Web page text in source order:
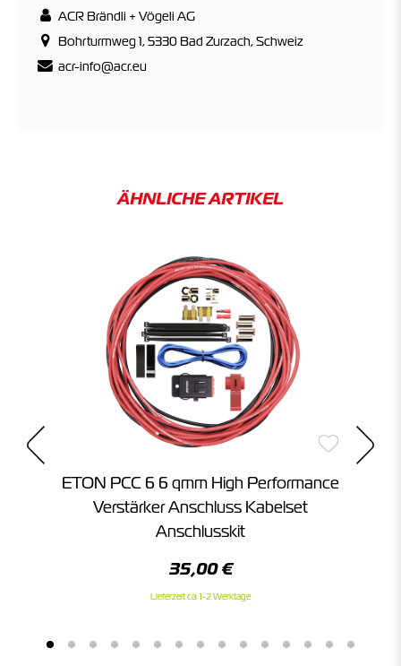
ACR Brändli + Vögeli AG
Bohrturmweg 1, 5330 Bad Zurzach, Schweiz
acr-info@acr.eu
ÄHNLICHE ARTIKEL
ETON PCC 6 6 qmm High Performance
Verstärker Anschluss Kabelset
Anschlusskit
35,00 €
Lieferzeit ca. 1-2 Werktage